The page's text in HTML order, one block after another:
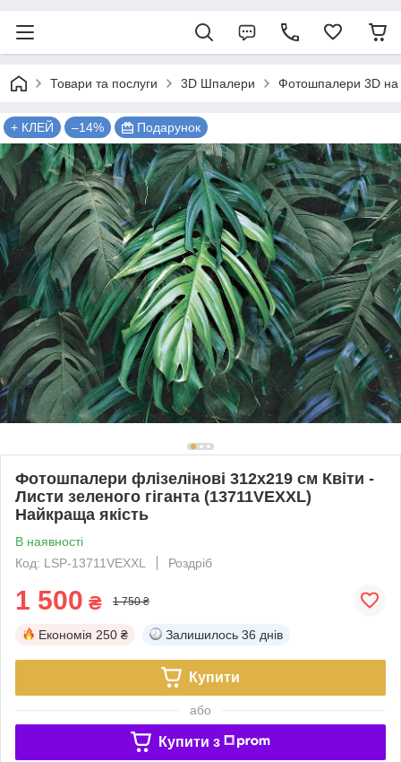
Товари та послуги 3D Шпалери Фотошпалери 3D на
+ КЛЕЙ –14% Подарунок
Фотошпалери флізелінові 312x219 см Квіти -
Листи зеленого гіганта (13711VEXXL)
Найкраща якість
В наявності
Код: LSP-13711VEXXL
Роздріб
1 500 ₴ 1 750 ₴
Економія 250 ₴ Залишилось 36 днів
Купити
або
Купити з